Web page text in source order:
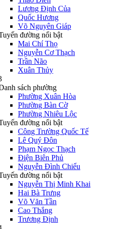
Lương Định Của
Quốc Hương
Võ Nguyên Giáp
đường nổi bật
Mai Chí Thọ
Nguyễn Cơ Thạch
Trần Não
Xuân Thủy
sách phường
Phường Xuân Hòa
Phường Bàn Cờ
Phường Nhiêu Lộc
đường nổi bật
Công Trường Quốc Tế
Lê Quý Đôn
Phạm Ngọc Thạch
Điện Biên Phủ
Nguyễn Đình Chiểu
đường nổi bật
Nguyễn Thị Minh Khai
Hai Bà Trưng
Võ Văn Tần
Cao Thắng
Trương Định